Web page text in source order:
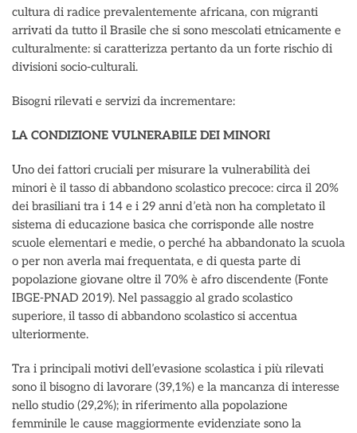
cultura di radice prevalentemente africana, con migranti
arrivati da tutto il Brasile che si sono mescolati etnicamente e
culturalmente: si caratterizza pertanto da un forte rischio di
divisioni socio-culturali.
Bisogni rilevati e servizi da incrementare:
LA CONDIZIONE VULNERABILE DEI MINORI
Uno dei fattori cruciali per misurare la vulnerabilità dei
minori è il tasso di abbandono scolastico precoce: circa il 20%
dei brasiliani tra i 14 e i 29 anni d’età non ha completato il
sistema di educazione basica che corrisponde alle nostre
scuole elementari e medie, o perché ha abbandonato la scuola
o per non averla mai frequentata, e di questa parte di
popolazione giovane oltre il 70% è afro discendente (Fonte
IBGE-PNAD 2019). Nel passaggio al grado scolastico
superiore, il tasso di abbandono scolastico si accentua
ulteriormente.
Tra i principali motivi dell’evasione scolastica i più rilevati
sono il bisogno di lavorare (39,1%) e la mancanza di interesse
nello studio (29,2%); in riferimento alla popolazione
femminile le cause maggiormente evidenziate sono la